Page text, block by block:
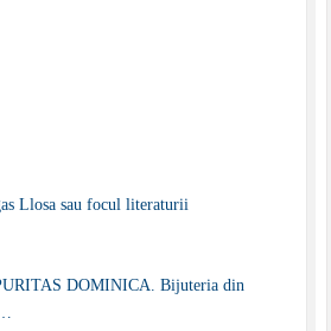
Llosa sau focul literaturii
DOMINICA. Bijuteria din